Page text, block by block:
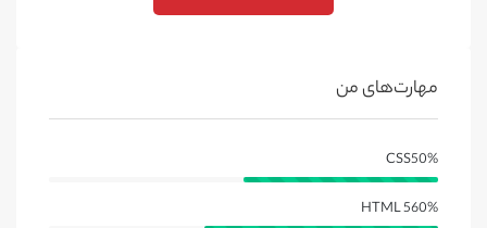
مهارت‌های من
CSS50%
HTML 560%